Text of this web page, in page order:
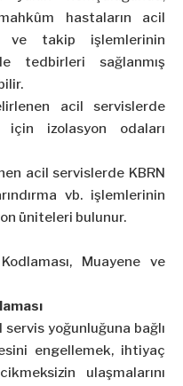
hastaların acil
takip işlemlerinin
tedbirleri sağlanmış
acil servislerde
için izolasyon odaları
acil servislerde KBRN
vb. işlemlerinin
üniteleri bulunur.
Muayene ve
yoğunluğuna bağlı
engellemek, ihtiyaç
ulaşmalarını